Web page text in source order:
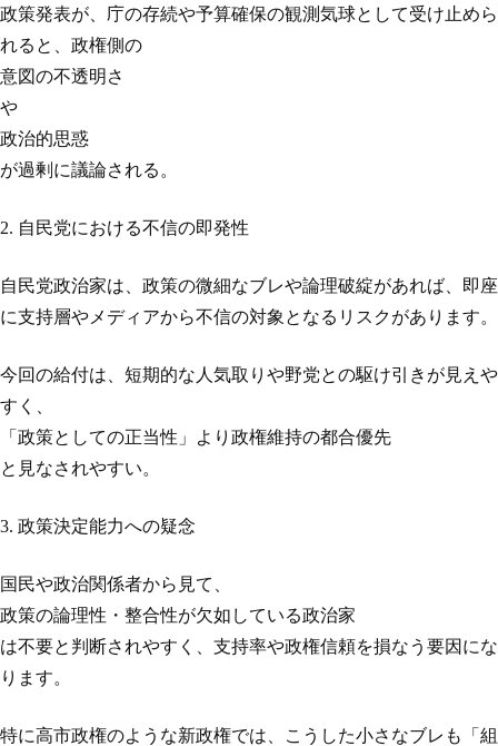
政策発表が、庁の存続や予算確保の観測気球として受け止めら
れると、政権側の
意図の不透明さ
や
政治的思惑
が過剰に議論される。
2. 自民党における不信の即発性
自民党政治家は、政策の微細なブレや論理破綻があれば、即座
に支持層やメディアから不信の対象となるリスクがあります。
今回の給付は、短期的な人気取りや野党との駆け引きが見えや
すく、
「政策としての正当性」より政権維持の都合優先
と見なされやすい。
3. 政策決定能力への疑念
国民や政治関係者から見て、
政策の論理性・整合性が欠如している政治家
は不要と判断されやすく、支持率や政権信頼を損なう要因にな
ります。
特に高市政権のような新政権では、こうした小さなブレも「組